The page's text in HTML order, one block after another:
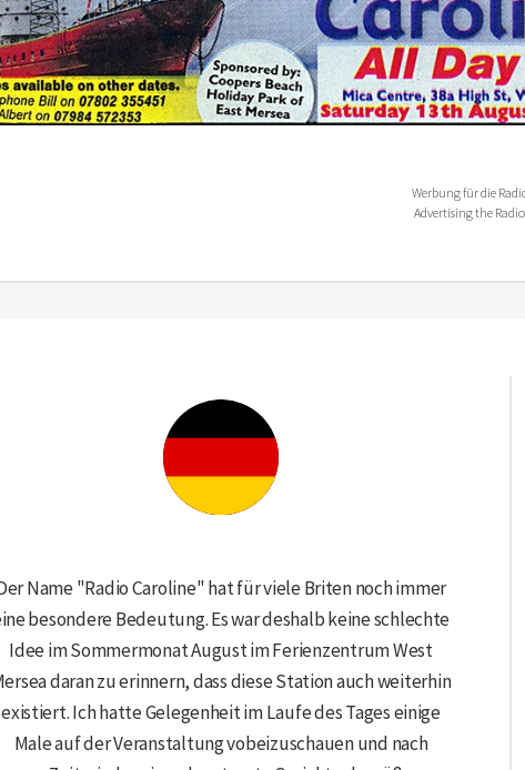
Werbung für die
Advertising the
Name "Radio Caroline" hat für viele Briten noch immer
besondere Bedeutung. Es war deshalb keine schlechte
Idee im Sommermonat August im Ferienzentrum West
daran zu erinnern, dass diese Station auch weiterhin
existiert. Ich hatte Gelegenheit im Laufe des Tages einige
Male auf der Veranstaltung vobeizuschauen und nach